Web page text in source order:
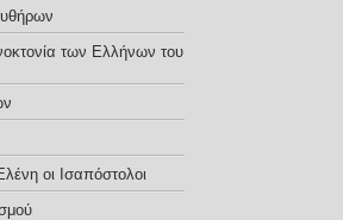
των Ελλήνων του
οι Ισαπόστολοι